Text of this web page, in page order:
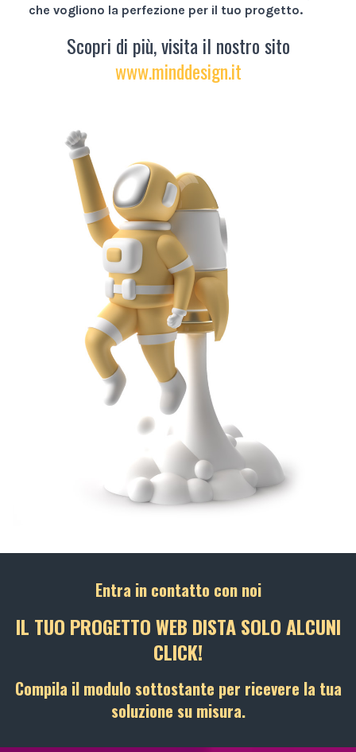
che vogliono la perfezione per il tuo progetto.
Scopri di più, visita il nostro sito
www.minddesign.it
Entra in contatto con noi
IL TUO PROGETTO WEB DISTA SOLO ALCUNI
CLICK!
Compila il modulo sottostante per ricevere la tua
soluzione su misura.